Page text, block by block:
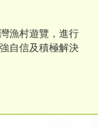
漁村遊覽，進行
自信及積極解決